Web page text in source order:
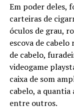
Em poder deles,
carteiras de
óculos de grau,
escova de
de cabelo,
videogame
caixa de som
cabelo, a quantia
entre outros.